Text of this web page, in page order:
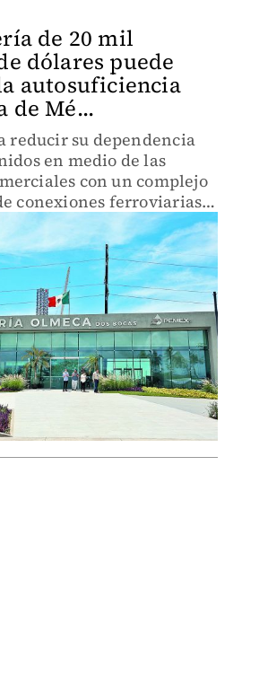
de 20 mil
dólares puede
autosuficiencia
de Mé...
reducir su dependencia
en medio de las
con un complejo
conexiones ferroviarias y
para distribuir el